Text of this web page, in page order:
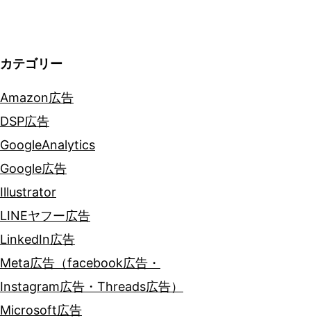
ン
カテゴリー
Amazon広告
DSP広告
GoogleAnalytics
Google広告
Illustrator
LINEヤフー広告
LinkedIn広告
Meta広告（facebook広告・
Instagram広告・Threads広告）
Microsoft広告